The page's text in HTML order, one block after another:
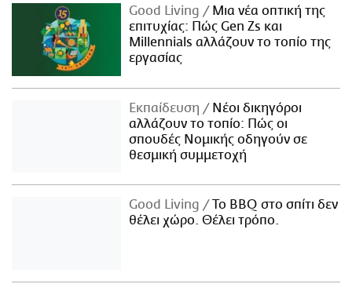
Good Living
Μια νέα οπτική της
επιτυχίας: Πώς Gen Zs και
Millennials αλλάζουν το τοπίο της
εργασίας
Εκπαίδευση
Νέοι δικηγόροι
αλλάζουν το τοπίο: Πώς οι
σπουδές Νομικής οδηγούν σε
θεσμική συμμετοχή
Good Living
Το BBQ στο σπίτι δεν
θέλει χώρο. Θέλει τρόπο.